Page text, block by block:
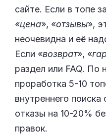
сайте. Если в топе
«цена», «отзывы»,
неочевидна и её
Если «возврат», «
раздел или FAQ. По
проработка 5-10
внутреннего
отказы на 10-20%
правок.